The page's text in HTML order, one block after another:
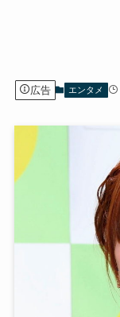
広告 エンタメ